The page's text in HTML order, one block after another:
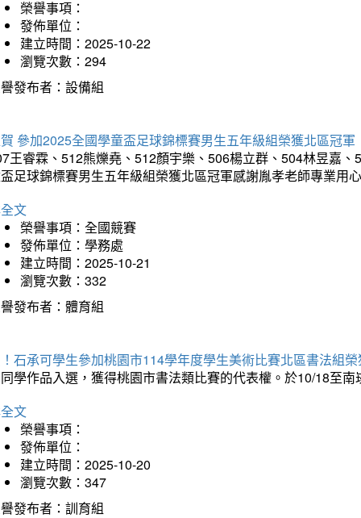
榮譽事項：
發佈單位：
建立時間：2025-10-22
瀏覽次數：294
發布者：設備組
參加2025全國學童盃足球錦標賽男生五年級組榮獲北區冠軍
王睿霖、512熊爍堯、512顏宇樂、506楊立群、504林昱嘉
足球錦標賽男生五年級組榮獲北區冠軍感謝胤孝老師專業用
文
榮譽事項：全國競賽
發佈單位：學務處
建立時間：2025-10-21
瀏覽次數：332
發布者：體育組
石承可學生參加桃園市114學年度學生美術比賽北區書法組
學作品入選，獲得桃園市書法類比賽的代表權。於10/18至
文
榮譽事項：
發佈單位：
建立時間：2025-10-20
瀏覽次數：347
發布者：訓育組